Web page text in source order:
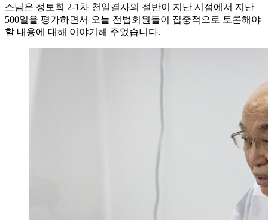
스님은 정토회 2-1차 천일결사의 절반이 지난 시점에서 지난
500일을 평가하면서 오늘 전법회원들이 집중적으로 토론해야
할 내용에 대해 이야기해 주었습니다.